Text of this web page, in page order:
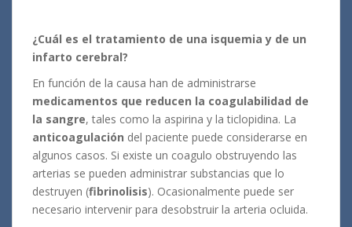
¿Cuál es el tratamiento de una isquemia y de un
infarto cerebral?
En función de la causa han de administrarse
medicamentos que reducen la coagulabilidad de
la sangre, tales como la aspirina y la ticlopidina. La
anticoagulación del paciente puede considerarse en
algunos casos. Si existe un coagulo obstruyendo las
arterias se pueden administrar substancias que lo
destruyen (fibrinolisis). Ocasionalmente puede ser
necesario intervenir para desobstruir la arteria ocluida.